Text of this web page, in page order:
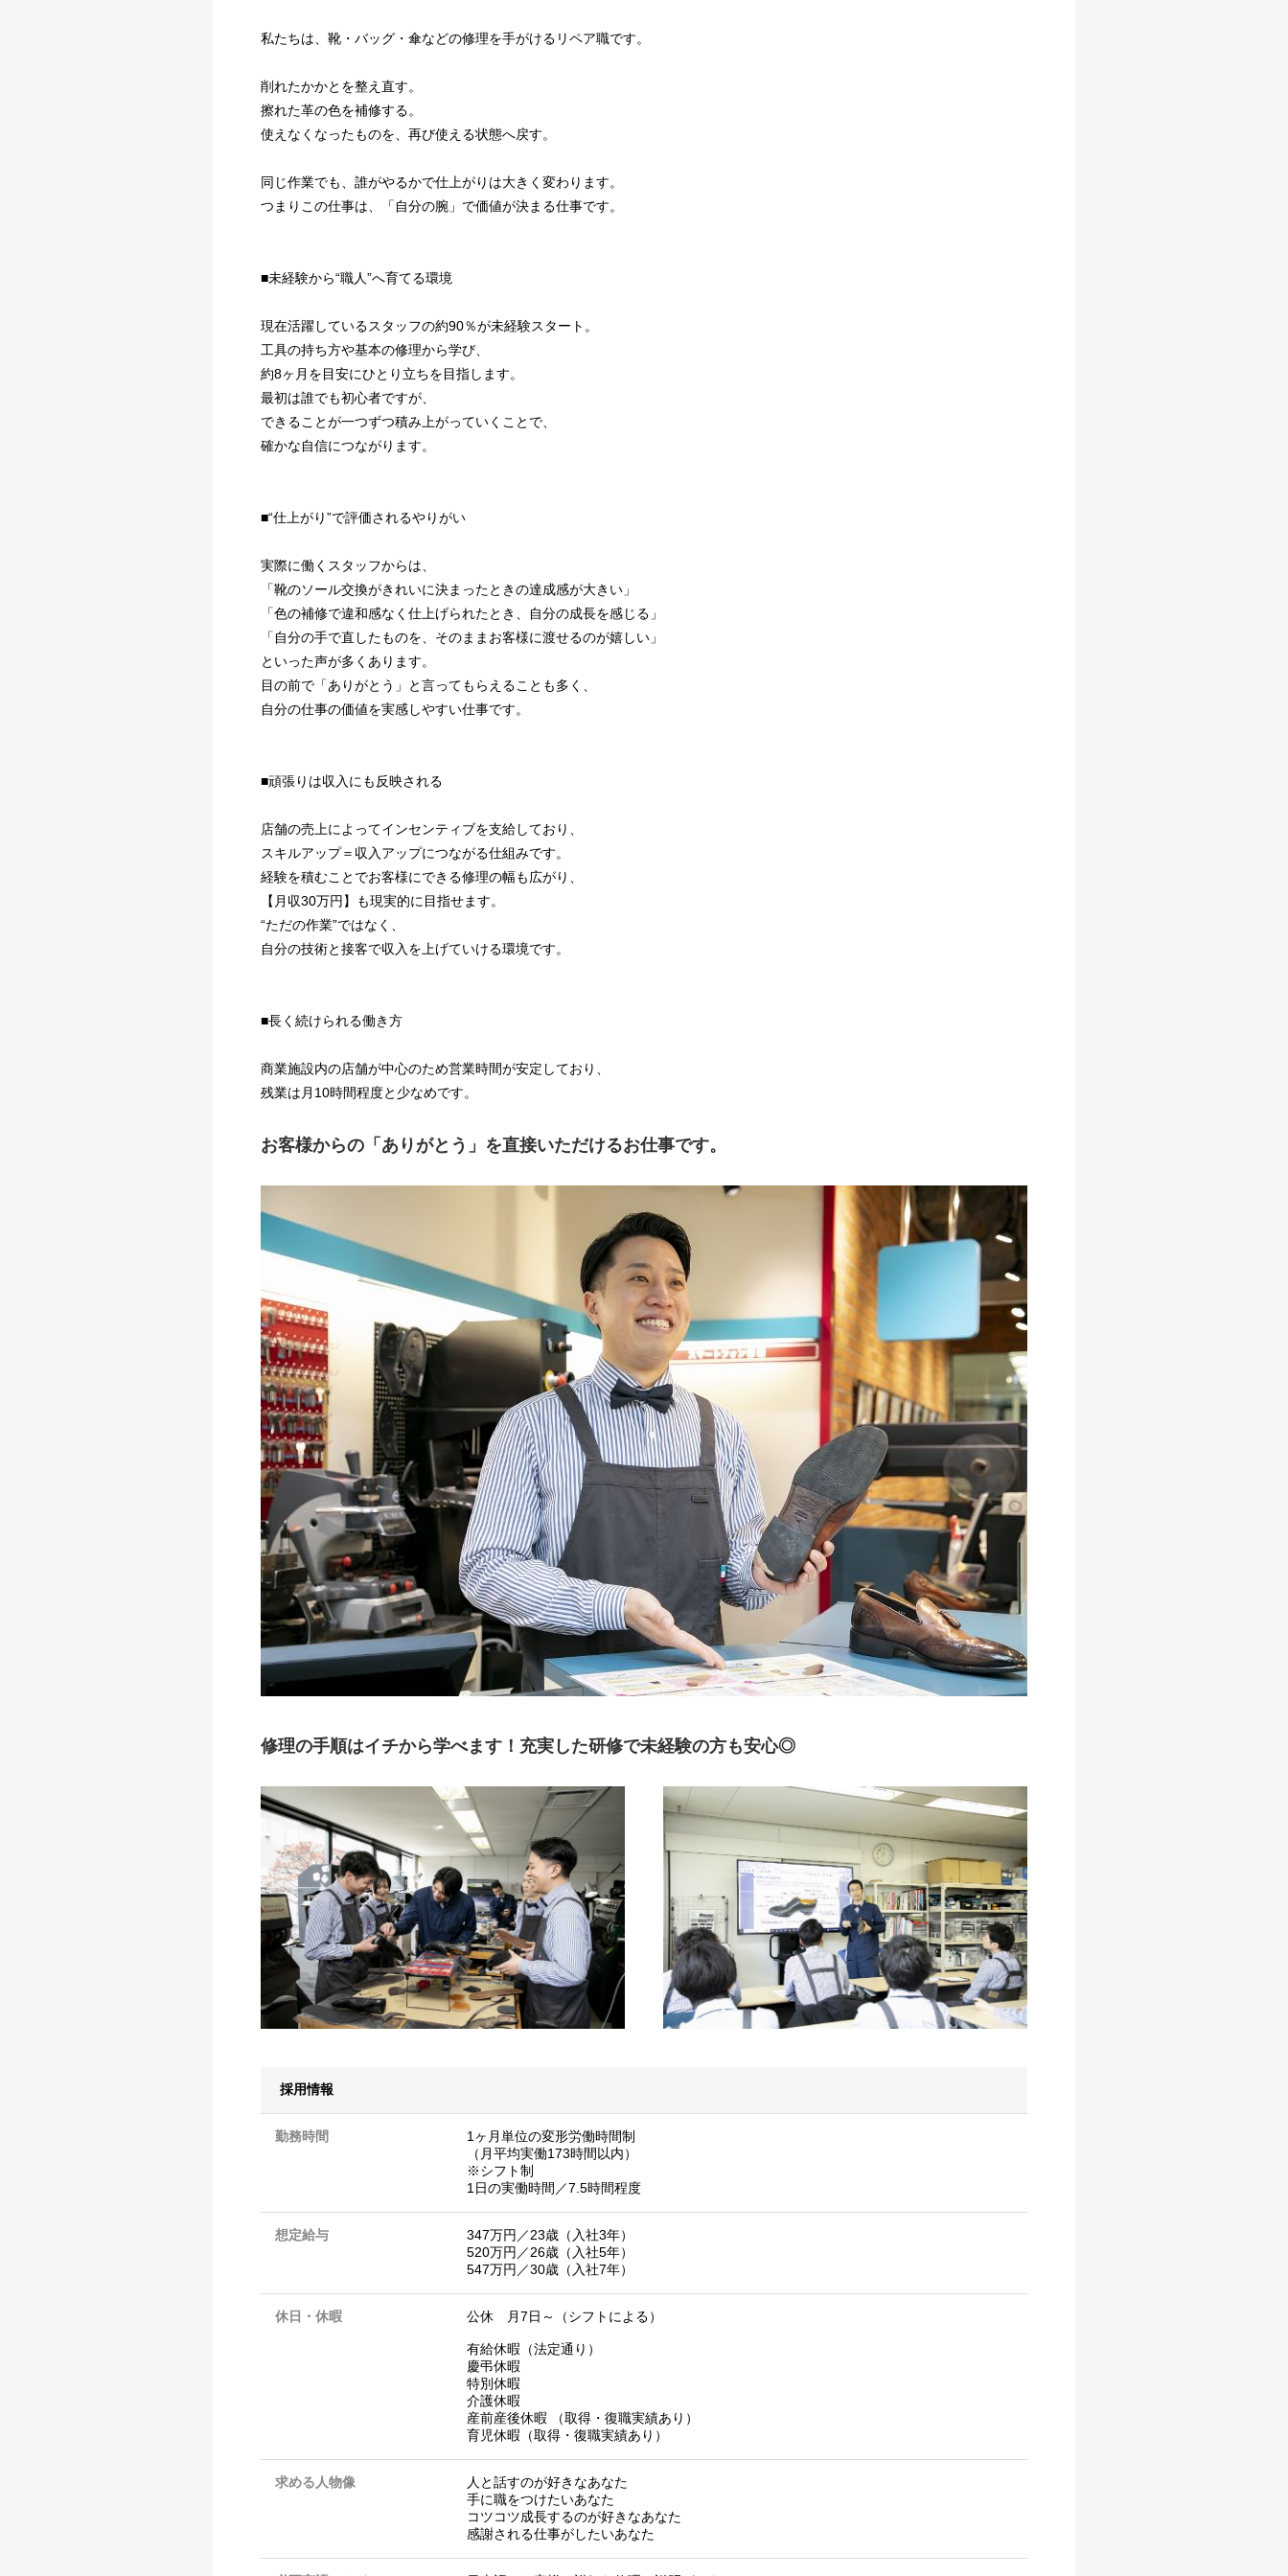
私たちは、靴・バッグ・傘などの修理を手がけるリペア職です。
削れたかかとを整え直す。
擦れた革の色を補修する。
使えなくなったものを、再び使える状態へ戻す。
同じ作業でも、誰がやるかで仕上がりは大きく変わります。
つまりこの仕事は、「自分の腕」で価値が決まる仕事です。
■未経験から“職人”へ育てる環境
現在活躍しているスタッフの約90％が未経験スタート。
工具の持ち方や基本の修理から学び、
約8ヶ月を目安にひとり立ちを目指します。
最初は誰でも初心者ですが、
できることが一つずつ積み上がっていくことで、
確かな自信につながります。
■“仕上がり”で評価されるやりがい
実際に働くスタッフからは、
「靴のソール交換がきれいに決まったときの達成感が大きい」
「色の補修で違和感なく仕上げられたとき、自分の成長を感じる」
「自分の手で直したものを、そのままお客様に渡せるのが嬉しい」
といった声が多くあります。
目の前で「ありがとう」と言ってもらえることも多く、
自分の仕事の価値を実感しやすい仕事です。
■頑張りは収入にも反映される
店舗の売上によってインセンティブを支給しており、
スキルアップ＝収入アップにつながる仕組みです。
経験を積むことでお客様にできる修理の幅も広がり、
【月収30万円】も現実的に目指せます。
“ただの作業”ではなく、
自分の技術と接客で収入を上げていける環境です。
■長く続けられる働き方
商業施設内の店舗が中心のため営業時間が安定しており、
残業は月10時間程度と少なめです。
お客様からの「ありがとう」を直接いただけるお仕事です。
修理の手順はイチから学べます！充実した研修で未経験の方も安心◎
採用情報
勤務時間
1ヶ月単位の変形労働時間制
（月平均実働173時間以内）
※シフト制
1日の実働時間／7.5時間程度
想定給与
347万円／23歳（入社3年）
520万円／26歳（入社5年）
547万円／30歳（入社7年）
休日・休暇 公休 月7日～（シフトによる）
有給休暇（法定通り）
慶弔休暇
特別休暇
介護休暇
産前産後休暇 （取得・復職実績あり）
育児休暇（取得・復職実績あり）
求める人物像
人と話すのが好きなあなた
手に職をつけたいあなた
コツコツ成長するのが好きなあなた
感謝される仕事がしたいあなた